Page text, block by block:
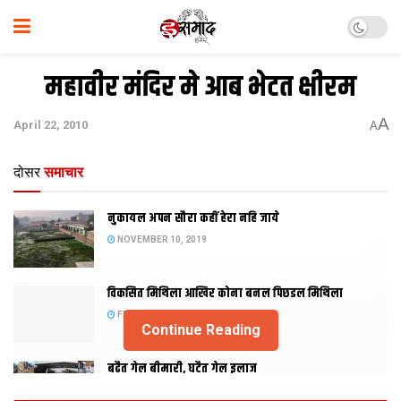
महावीर मंदिर मे आब भेटत क्षीरम
April 22, 2010 AA
दोसर समाचार
नुकायल अपन सौरा कहीं हेरा नहि जाये
NOVEMBER 10, 2019
विकसित मिथिला आखिर कोना बनल पिछडल मिथिला
FEBRUARY 23, 2019
बढैत गेल बीमारी, घटैत गेल इलाज
Continue Reading